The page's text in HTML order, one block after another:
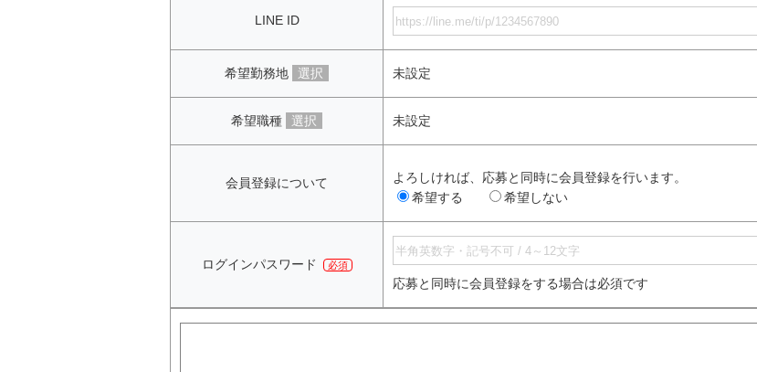
LINE ID
希望勤務地 選択 未設定
希望職種 選択 未設定
会員登録について
よろしければ、応募と同時に会員登録を行います。
希望する
希望しない
ログインパスワード 必須
応募と同時に会員登録をする場合は必須です